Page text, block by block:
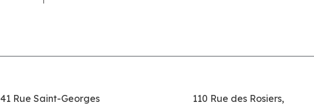
41 Rue Saint-Georges
110 Rue des Rosiers,